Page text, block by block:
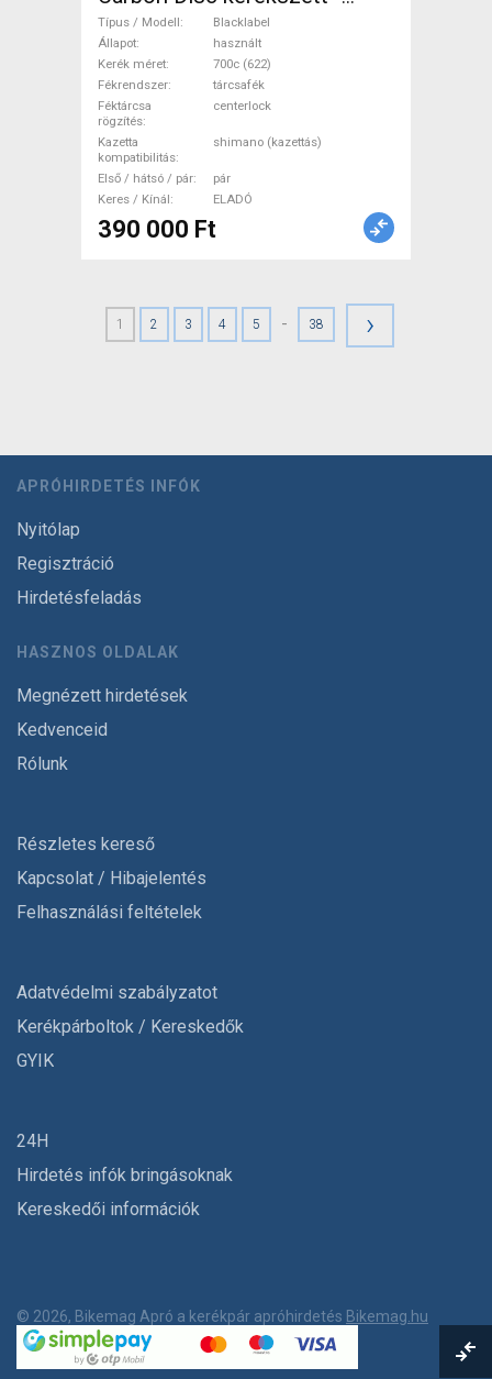
újszerű állapot Blacklabel
Országúti / Gravel / Triatlon
Alkatrész, Országúti Kerék /
Felni / Gumi 700c (622)
használt ELADÓ
Típus / Modell
Blacklabel
Állapot
használt
Kerék méret
700c (622)
Fékrendszer
tárcsafék
Féktárcsa
rögzítés
centerlock
Kazetta
kompatibilitás
shimano (kazettás)
Első / hátsó / pár
pár
Keres / Kínál
ELADÓ
390 000 Ft
1 2 3 4 5 - 38 ›
APRÓHIRDETÉS INFÓK
Nyitólap
Regisztráció
Hirdetésfeladás
HASZNOS OLDALAK
Megnézett hirdetések
Kedvenceid
Rólunk
Részletes kereső
Kapcsolat / Hibajelentés
Felhasználási feltételek
Adatvédelmi szabályzatot
Kerékpárboltok / Kereskedők
GYIK
24H
Hirdetés infók bringásoknak
Kereskedői információk
© 2026, Bikemag Apró a kerékpár apróhirdetés Bikemag.hu